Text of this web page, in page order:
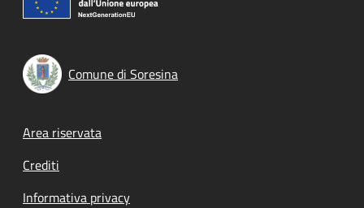
Comune di Soresina
Footer menu
Area riservata
Crediti
Informativa privacy